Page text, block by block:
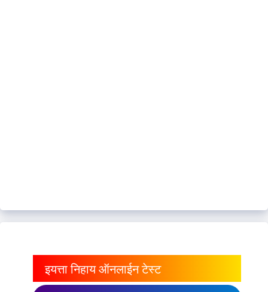
इयत्ता निहाय ऑनलाईन टेस्ट